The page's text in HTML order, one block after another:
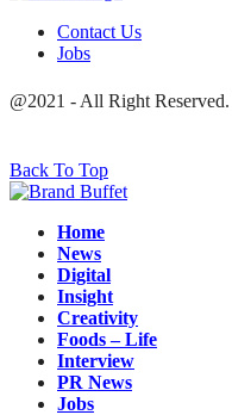
Contact Us
Jobs
@2021 - All Right
Back To Top
Home
News
Digital
Insight
Creativity
Foods – Life
Interview
PR News
Jobs